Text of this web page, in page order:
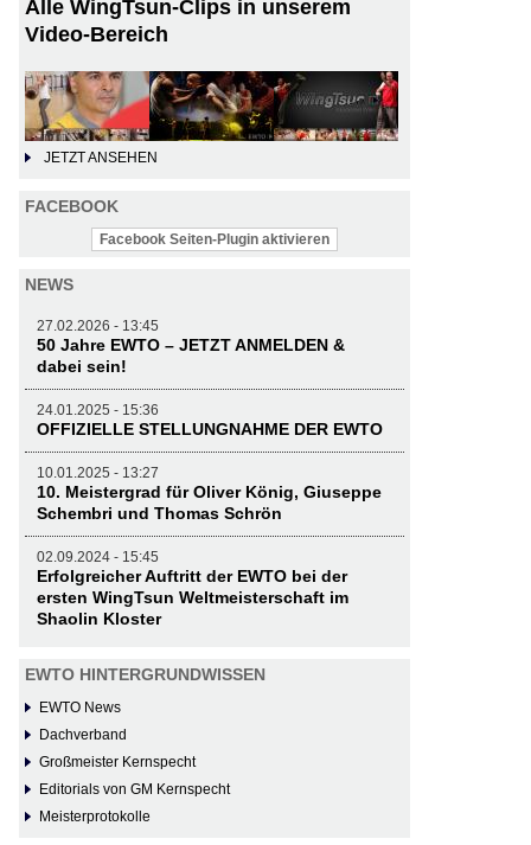
Alle WingTsun-Clips in unserem
Video-Bereich
JETZT ANSEHEN
FACEBOOK
Facebook Seiten-Plugin aktivieren
NEWS
27.02.2026 - 13:45
50 Jahre EWTO – JETZT ANMELDEN &
dabei sein!
24.01.2025 - 15:36
OFFIZIELLE STELLUNGNAHME DER EWTO
10.01.2025 - 13:27
10. Meistergrad für Oliver König, Giuseppe
Schembri und Thomas Schrön
02.09.2024 - 15:45
Erfolgreicher Auftritt der EWTO bei der
ersten WingTsun Weltmeisterschaft im
Shaolin Kloster
EWTO HINTERGRUNDWISSEN
EWTO News
Dachverband
Großmeister Kernspecht
Editorials von GM Kernspecht
Meisterprotokolle